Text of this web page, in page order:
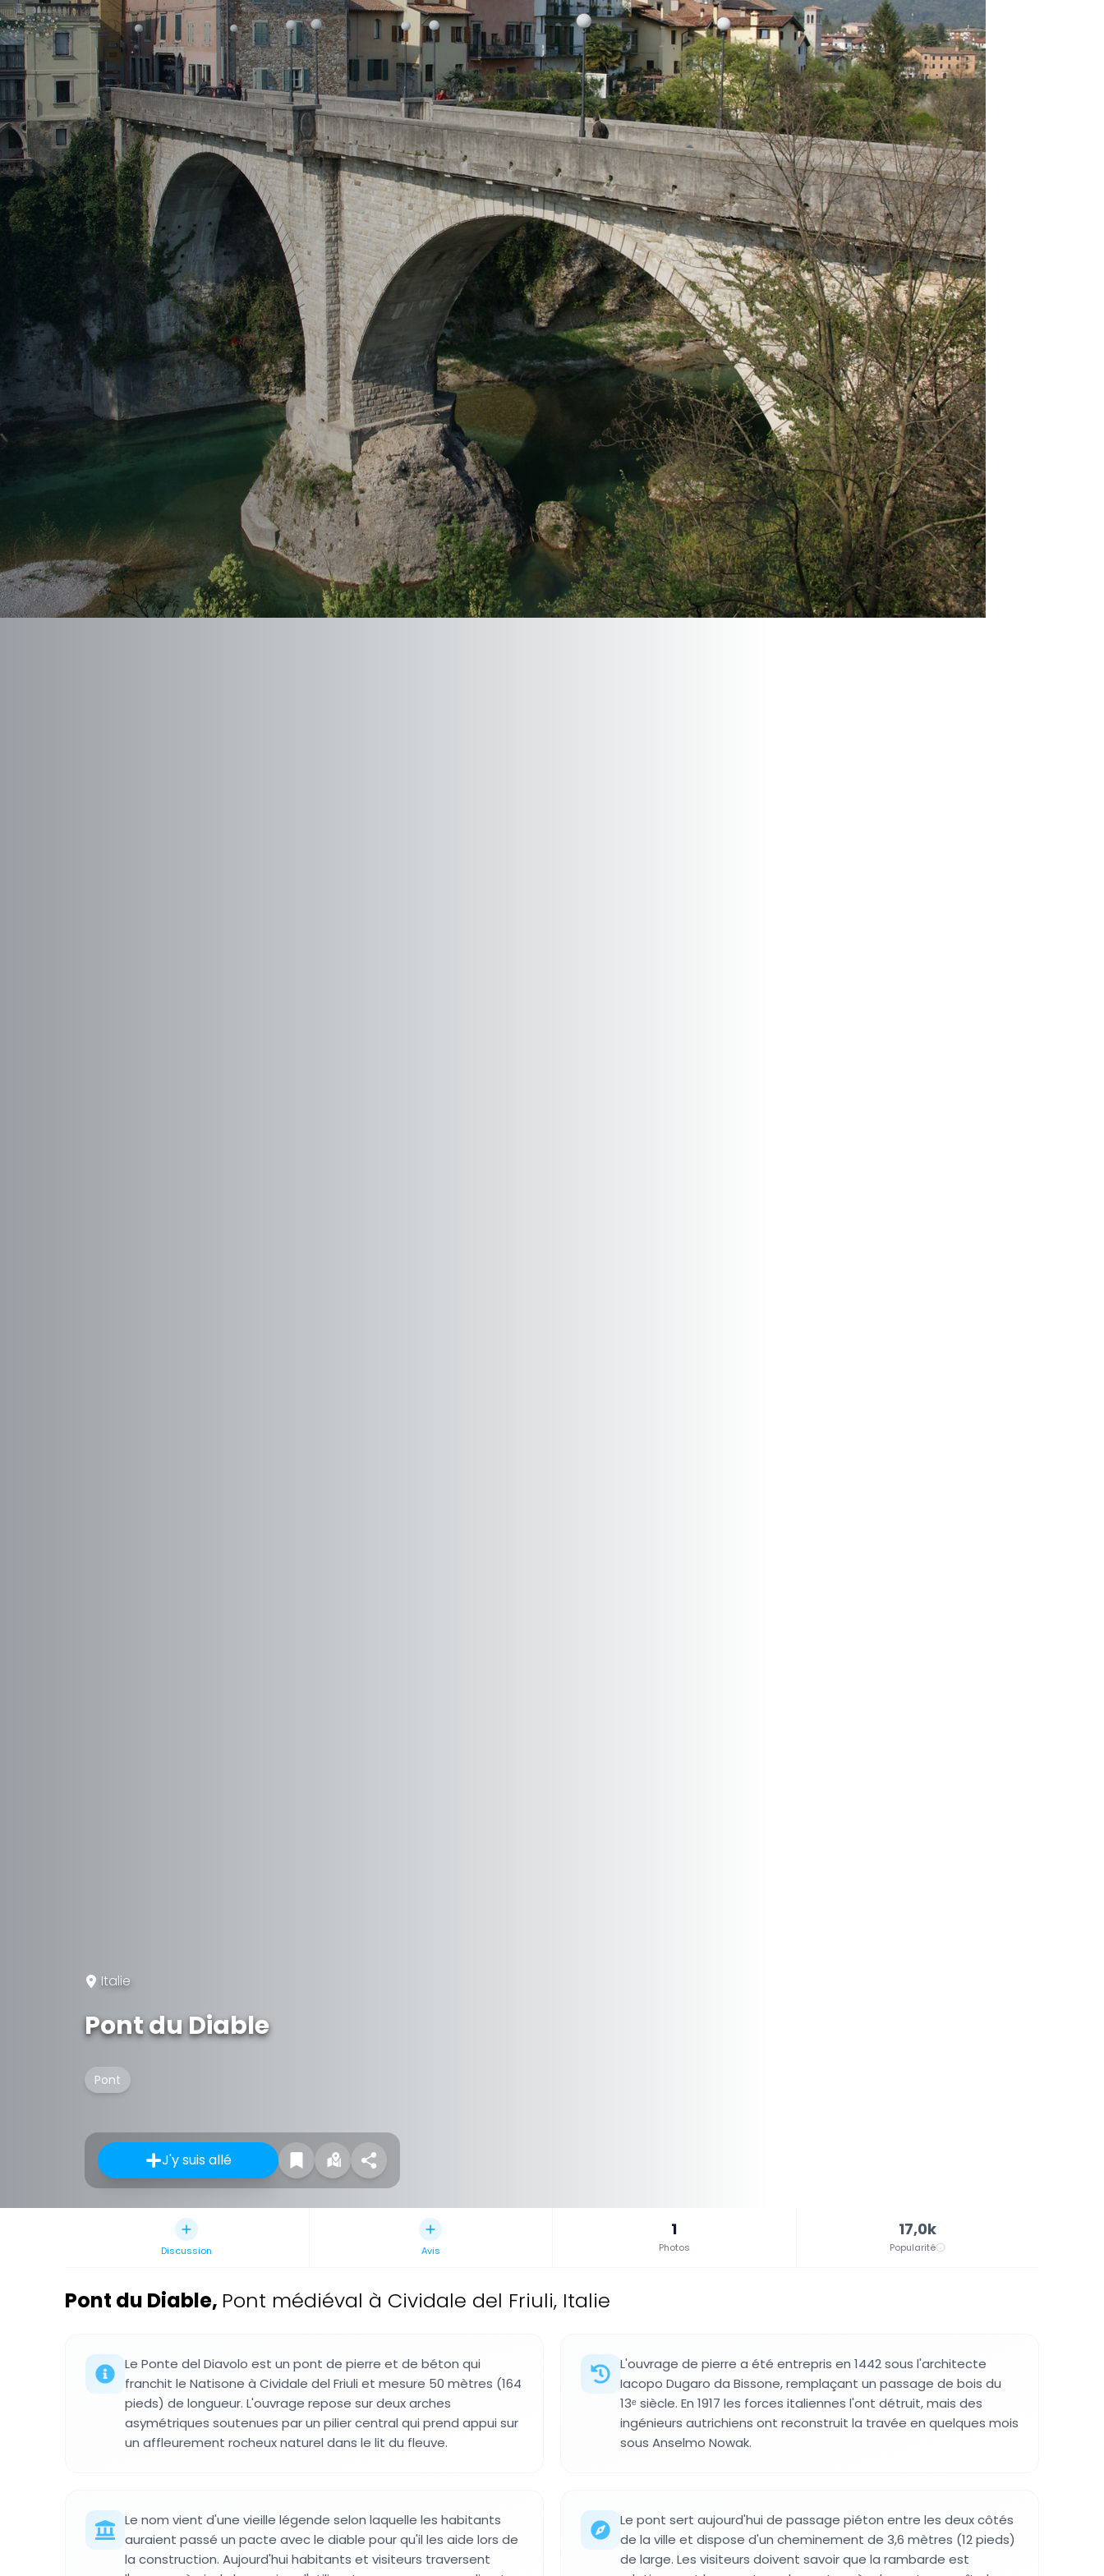
Italie
Pont du Diable
Pont
J'y suis allé
Discussion Avis
1
Photos
17,0k
Popularité
Pont du Diable, Pont médiéval à Cividale del Friuli, Italie
Le Ponte del Diavolo est un pont de pierre et de béton qui
franchit le Natisone à Cividale del Friuli et mesure 50 mètres (164
pieds) de longueur. L'ouvrage repose sur deux arches
asymétriques soutenues par un pilier central qui prend appui sur
un affleurement rocheux naturel dans le lit du fleuve.
L'ouvrage de pierre a été entrepris en 1442 sous l'architecte
Iacopo Dugaro da Bissone, remplaçant un passage de bois du
13ᵉ siècle. En 1917 les forces italiennes l'ont détruit, mais des
ingénieurs autrichiens ont reconstruit la travée en quelques mois
sous Anselmo Nowak.
Le nom vient d'une vieille légende selon laquelle les habitants
auraient passé un pacte avec le diable pour qu'il les aide lors de
la construction. Aujourd'hui habitants et visiteurs traversent
Le pont sert aujourd'hui de passage piéton entre les deux côtés
de la ville et dispose d'un cheminement de 3,6 mètres (12 pieds)
de large. Les visiteurs doivent savoir que la rambarde est